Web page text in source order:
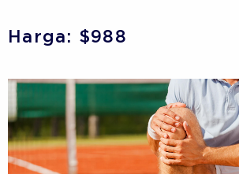
Harga: $988